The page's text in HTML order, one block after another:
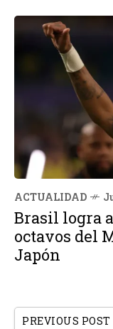
ACTUALIDAD
Brasil logra
octavos del
Japón
PREVIOUS POST